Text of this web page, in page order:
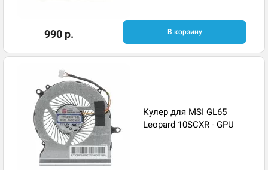
990 р. В корзину
Кулер для MSI GL65
Leopard 10SCXR - GPU